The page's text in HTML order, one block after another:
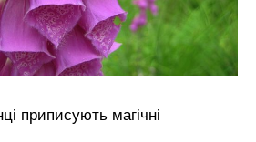
приписують магічні